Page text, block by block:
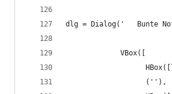
dlg = Dialog('   Bunte
             VBox([
                   (''),